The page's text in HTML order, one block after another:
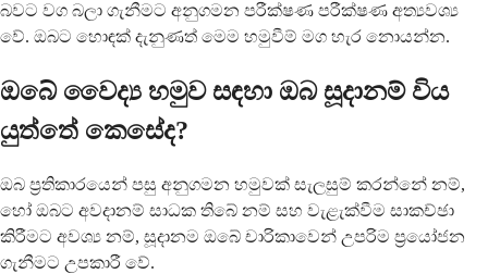
බවට වග බලා ගැනීමට අනුගමන පරීක්ෂණ පරීක්ෂණ අත්‍යවශ්‍ය
වේ. ඔබට හොඳක් දැනුණත් මෙම හමුවීම් මග හැර නොයන්න.
ඔබේ වෛද්‍ය හමුව සඳහා ඔබ සූදානම් විය
යුත්තේ කෙසේද?
ඔබ ප්‍රතිකාරයෙන් පසු අනුගමන හමුවක් සැලසුම් කරන්නේ නම්,
හෝ ඔබට අවදානම් සාධක තිබේ නම් සහ වැළැක්වීම සාකච්ඡා
කිරීමට අවශ්‍ය නම්, සූදානම ඔබේ චාරිකාවෙන් උපරිම ප්‍රයෝජන
ගැනීමට උපකාරී වේ.